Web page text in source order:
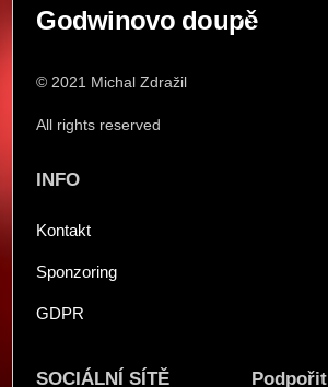
Back
Godwinovo doupě
© 2021 Michal Zdražil
All rights reserved
INFO
Kontakt
Sponzoring
GDPR
SOCIÁLNÍ SÍTĚ Podpořit